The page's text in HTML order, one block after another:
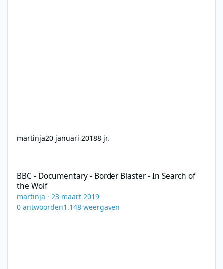
martinja20 januari 20188 jr.
BBC - Documentary - Border Blaster - In Search of
the Wolf
martinja ·23 maart 2019
0 antwoorden1.148 weergaven